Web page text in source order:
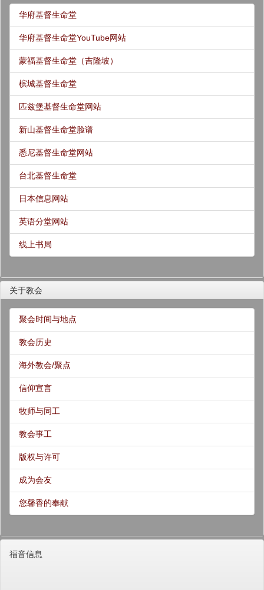
华府基督生命堂
华府基督生命堂YouTube网站
蒙福基督生命堂（吉隆坡）
槟城基督生命堂
匹兹堡基督生命堂网站
新山基督生命堂脸谱
悉尼基督生命堂网站
台北基督生命堂
日本信息网站
英语分堂网站
线上书局
关于教会
聚会时间与地点
教会历史
海外教会/聚点
信仰宣言
牧师与同工
教会事工
版权与许可
成为会友
您馨香的奉献
福音信息